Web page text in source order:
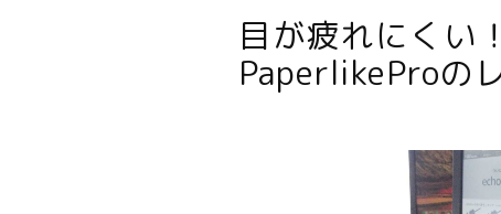
目が疲れにくい
PaperlikeProの